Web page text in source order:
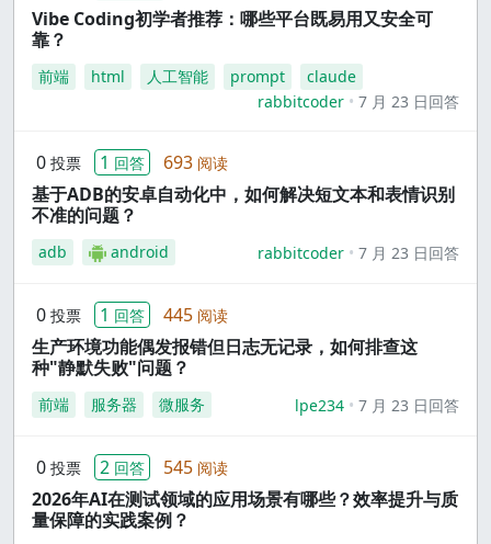
Vibe Coding初学者推荐：哪些平台既易用又安全可
靠？
前端 html 人工智能 prompt
claude
rabbitcoder
7 月 23 日回答
0 投票 1 回答 693 阅读
基于ADB的安卓自动化中，如何解决短文本和表情识别
不准的问题？
adb android rabbitcoder 7 月 23 日回答
0 投票 1 回答 445 阅读
生产环境功能偶发报错但日志无记录，如何排查这
种"静默失败"问题？
前端 服务器 微服务 lpe234 7 月 23 日回答
0 投票 2 回答 545 阅读
2026年AI在测试领域的应用场景有哪些？效率提升与质
量保障的实践案例？